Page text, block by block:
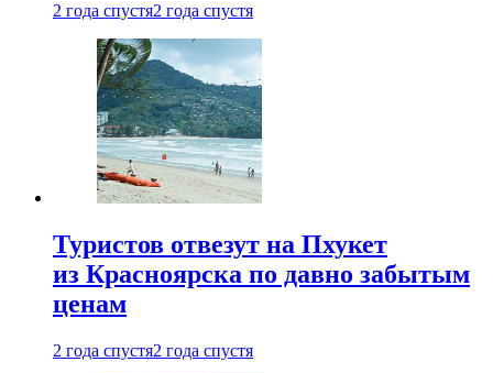
2 года спустя2 года спустя
Туристов отвезут на Пхукет
из Красноярска по давно забытым
ценам
2 года спустя2 года спустя